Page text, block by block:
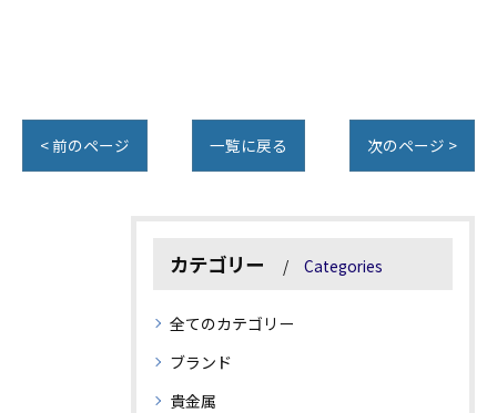
< 前のページ 一覧に戻る 次のページ >
カテゴリー Categories
全てのカテゴリー
ブランド
貴金属